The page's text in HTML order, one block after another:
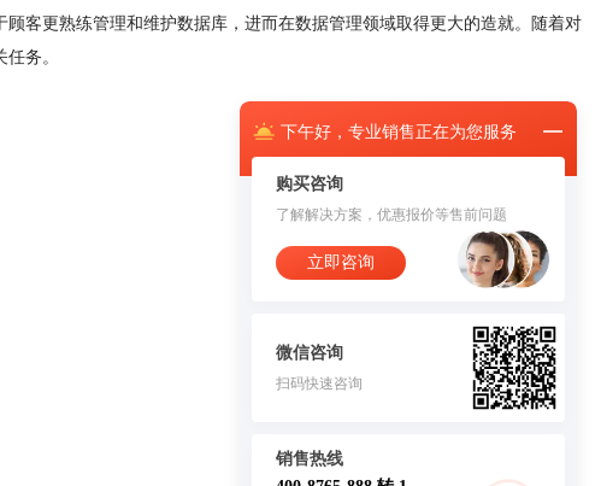
下午好， 专业销售正在为您服务
购买咨询
了解解决方案，优惠报价等售前问题
立即咨询
微信咨询
扫码快速咨询
销售热线
客更熟练管理和维护数据库，进而在数据管理领域取得更大的造就。随着对
务。